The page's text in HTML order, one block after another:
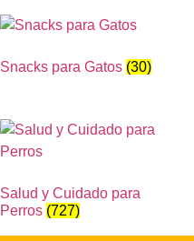
Snacks para Gatos (30)
Salud y Cuidado para
Perros (727)